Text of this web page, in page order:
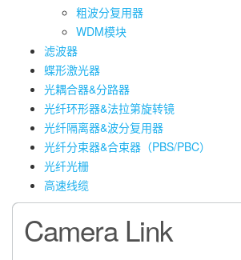
粗波分复用器
WDM模块
滤波器
蝶形激光器
光耦合器&分路器
光纤环形器&法拉第旋转镜
光纤隔离器&波分复用器
光纤分束器&合束器（PBS/PBC）
光纤光栅
高速线缆
Camera Link